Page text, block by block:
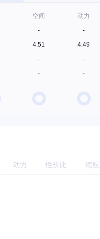
空间
-
4.51
-
-
动力
-
4.49
-
-
动力 性价比 续航